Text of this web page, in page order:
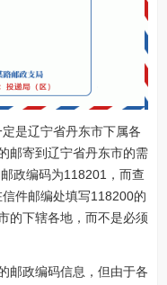
是辽宁省丹东市下属各
邮寄到辽宁省丹东市的需
政编码为118201，而查
件邮编处填写118200的
的下辖各地，而不是必须
邮政编码信息，但由于各